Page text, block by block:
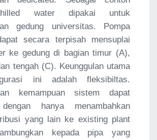
water dipakai untuk
gedung universitas. Pompa
secara terpisah mensuplai
ke gedung di bagian timur (A),
tengah (C). Keunggulan utama
ini adalah fleksibiltas.
kemampuan sistem dapat
hanya menambahkan
yang lain ke existing plant
kepada pipa yang